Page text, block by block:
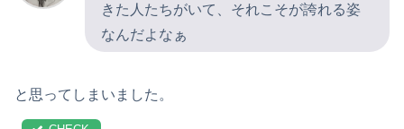
きた人たちがいて、それこそが誇れる姿
なんだよなぁ
と思ってしまいました。